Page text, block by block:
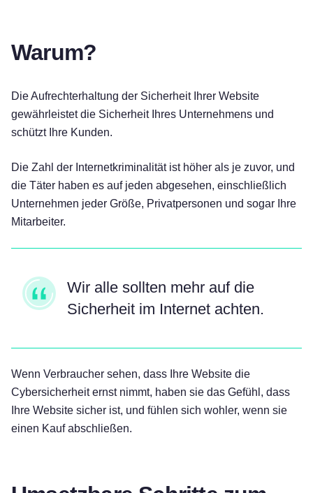
Warum?
Die Aufrechterhaltung der Sicherheit Ihrer Website
gewährleistet die Sicherheit Ihres Unternehmens und
schützt Ihre Kunden.
Die Zahl der Internetkriminalität ist höher als je zuvor, und
die Täter haben es auf jeden abgesehen, einschließlich
Unternehmen jeder Größe, Privatpersonen und sogar Ihre
Mitarbeiter.
Wir alle sollten mehr auf die
Sicherheit im Internet achten.
Wenn Verbraucher sehen, dass Ihre Website die
Cybersicherheit ernst nimmt, haben sie das Gefühl, dass
Ihre Website sicher ist, und fühlen sich wohler, wenn sie
einen Kauf abschließen.